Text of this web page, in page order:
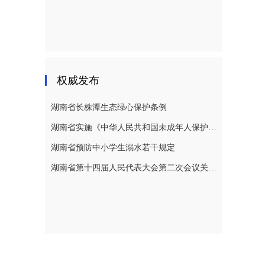
权威发布
湖南省长株潭生态绿心保护条例
湖南省实施《中华人民共和国未成年人保护法》若干规定
湖南省预防中小学生溺水若干规定
湖南省第十四届人民代表大会第二次会议关于湖南省人民代表大会常务委员会工作报告的决议